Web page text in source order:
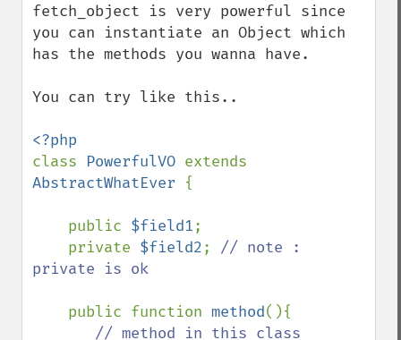
fetch_object is very powerful since
you can instantiate an Object which
has the methods you wanna have.
You can try like this..
class PowerfulVO
AbstractWhatEver {
    public
$field1;
    private
$field2; // note :
private is ok
public function method(){
// method in this class